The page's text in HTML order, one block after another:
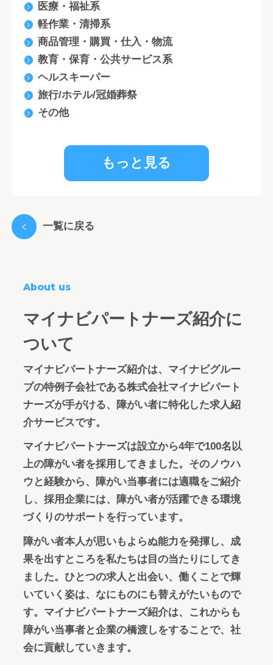
医療・福祉系
軽作業・清掃系
商品管理・購買・仕入・物流
教育・保育・公共サービス系
ヘルスキーパー
旅行/ホテル/冠婚葬祭
その他
もっと見る
一覧に戻る
About us
マイナビパートナーズ紹介に
ついて
マイナビパートナーズ紹介は、マイナビグルー
プの特例子会社である株式会社マイナビパート
ナーズが手がける、障がい者に特化した求人紹
介サービスです。
マイナビパートナーズは設立から4年で100名以
上の障がい者を採用してきました。そのノウハ
ウと経験から、障がい当事者には適職をご紹介
し、採用企業には、障がい者が活躍できる環境
づくりのサポートを行っています。
障がい者本人が思いもよらぬ能力を発揮し、成
果を出すところを私たちは目の当たりにしてき
ました。ひとつの求人と出会い、働くことで輝
いていく姿は、なにものにも替えがたいもので
す。マイナビパートナーズ紹介は、これからも
障がい当事者と企業の橋渡しをすることで、社
会に貢献していきます。